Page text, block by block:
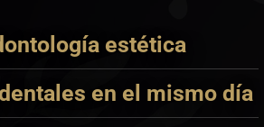
estética
en el mismo día